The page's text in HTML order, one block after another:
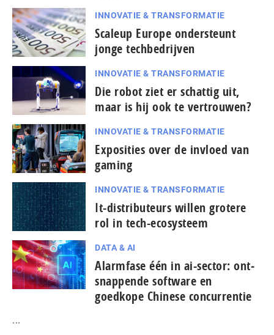
INNOVATIE & TRANSFORMATIE
Scaleup Europe ondersteunt
jonge techbedrijven
INNOVATIE & TRANSFORMATIE
Die robot ziet er schattig uit,
maar is hij ook te vertrouwen?
INNOVATIE & TRANSFORMATIE
Exposities over de invloed van
gaming
INNOVATIE & TRANSFORMATIE
It-dis­tri­bu­teurs willen grotere
rol in tech-ecosysteem
DATA & AI
Alarmfase één in ai-sector: ont­
snap­pen­de software en
goedkope Chinese con­cur­ren­tie
...